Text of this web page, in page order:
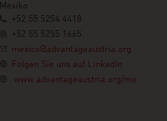
Mexiko
+52 55 5254 4418
+52 55 5255 1665
mexico@advantageaustria.org
Folgen Sie uns auf LinkedIn
www.advantageaustria.org/mx